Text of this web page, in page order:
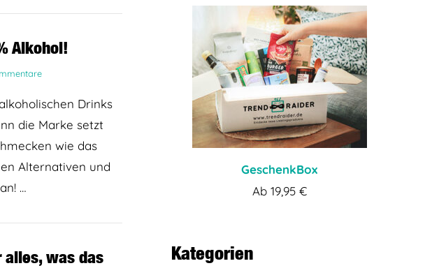
Alkohol!
Drinks
die Marke setzt
wie das
Alternativen und
…
alles, was das
GeschenkBox
Ab 19,95 €
Kategorien